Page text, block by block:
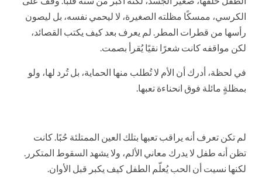
الكرسي، ممسكًا مظلته الصغيرة، لا ليحمي نفسه، بل ليصون
رأسها من قطرات المطر. لم يعرف بعد كيف يكتب القصائد،
لكن مواقفه كانت شعرًا نقيًا يُقرأ بصمت.
في لحظة، أدرك أن الأم لا تُطلب منها الحماية، بل تُرد لها، ولو
بمظلةٍ مائلة فوق انحناءة تعبها.
لم تكن تعرف أنه يراقب تعبها بتلك العين الممتلئة حُبًا. كانت
تظن أنه طفل لا يدرك معاني الألم، ولا يشهد السقوط المتكرر.
لكنها نسيت أن الحب يُعلّم الطفل كيف يكبر قبل الأوان.